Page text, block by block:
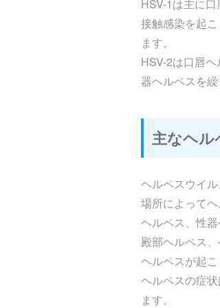
HSV-1は主に
接触感染を起
ます。
HSV-2は口唇
器ヘルペスを繰
主なヘル
ヘルペスウイ
場所によって
ヘルペス、性
殿部ヘルペス
ヘルペスが起こ
ヘルペスの症
ます。